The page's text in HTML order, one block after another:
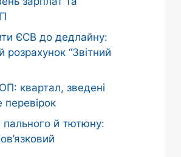
ЄСВ до дедлайну:
розрахунок “Звітний
квартал, зведені
пального й тютюну: